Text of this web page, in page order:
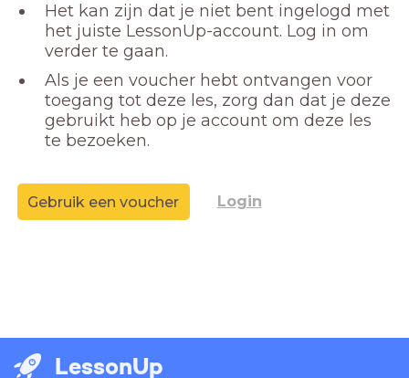
Het kan zijn dat je niet bent ingelogd met
het juiste LessonUp-account. Log in om
verder te gaan.
Als je een voucher hebt ontvangen voor
toegang tot deze les, zorg dan dat je deze
gebruikt heb op je account om deze les
te bezoeken.
Gebruik een voucher Login
LessonUp